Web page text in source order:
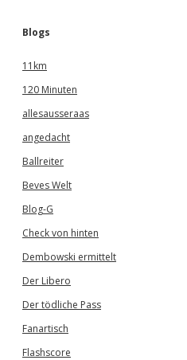
Blogs
11km
120 Minuten
allesausseraas
angedacht
Ballreiter
Beves Welt
Blog-G
Check von hinten
Dembowski ermittelt
Der Libero
Der tödliche Pass
Fanartisch
Flashscore